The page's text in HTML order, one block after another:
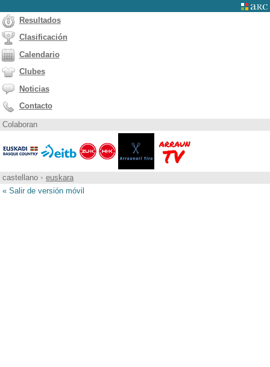
Resultados
Clasificación
Calendario
Clubes
Noticias
Contacto
Colaboran
castellano • euskara
« Salir de versión móvil